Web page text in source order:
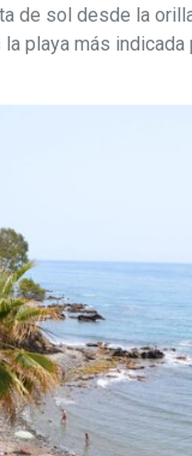
de sol desde la
playa más